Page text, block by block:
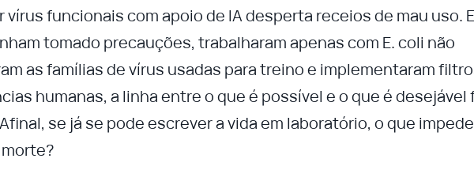
funcionais com apoio de IA desperta receios de mau uso. E
tomado precauções, trabalharam apenas com E. coli não
as famílias de vírus usadas para treino e implementaram
humanas, a linha entre o que é possível e o que é desejável
se já se pode escrever a vida em laboratório, o que impede